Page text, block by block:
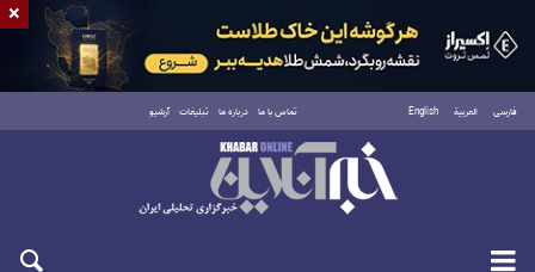
فارسی العربية English تماس با ما درباره ما تبلیغات آرشیو
دوشنبه ۱۹ مرداد ۱۴۰۵
×